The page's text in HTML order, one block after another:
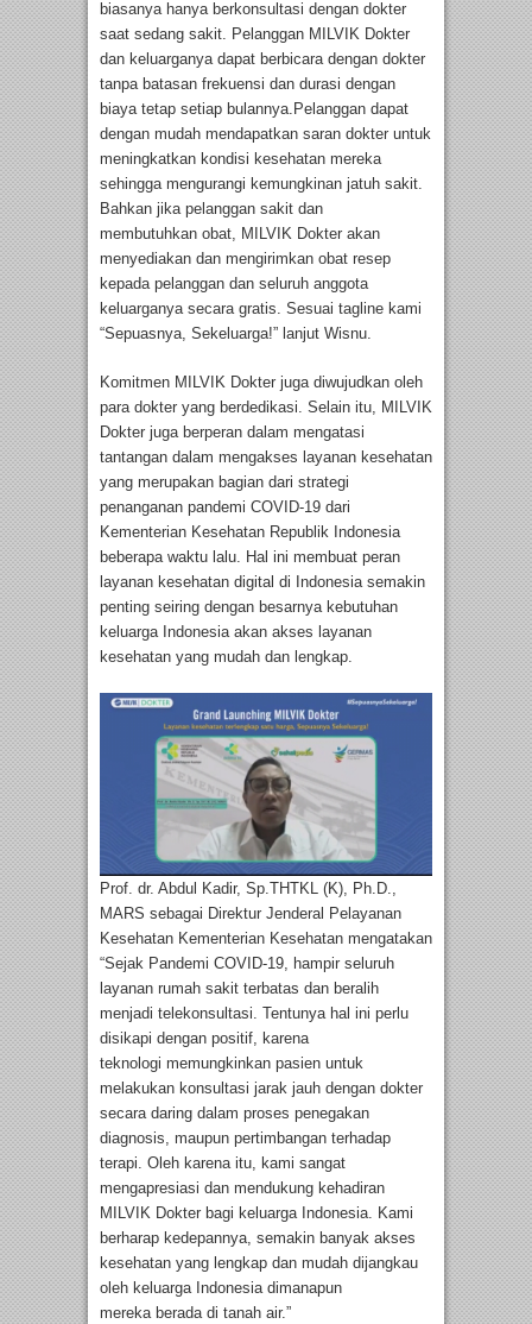
biasanya hanya berkonsultasi dengan dokter
saat sedang sakit. Pelanggan MILVIK Dokter
dan keluarganya dapat berbicara dengan dokter
tanpa batasan frekuensi dan durasi dengan
biaya tetap setiap bulannya.Pelanggan dapat
dengan mudah mendapatkan saran dokter untuk
meningkatkan kondisi kesehatan mereka
sehingga mengurangi kemungkinan jatuh sakit.
Bahkan jika pelanggan sakit dan
membutuhkan obat, MILVIK Dokter akan
menyediakan dan mengirimkan obat resep
kepada pelanggan dan seluruh anggota
keluarganya secara gratis. Sesuai tagline kami
“Sepuasnya, Sekeluarga!” lanjut Wisnu.
Komitmen MILVIK Dokter juga diwujudkan oleh
para dokter yang berdedikasi. Selain itu, MILVIK
Dokter juga berperan dalam mengatasi
tantangan dalam mengakses layanan kesehatan
yang merupakan bagian dari strategi
penanganan pandemi COVID-19 dari
Kementerian Kesehatan Republik Indonesia
beberapa waktu lalu. Hal ini membuat peran
layanan kesehatan digital di Indonesia semakin
penting seiring dengan besarnya kebutuhan
keluarga Indonesia akan akses layanan
kesehatan yang mudah dan lengkap.
Prof. dr. Abdul Kadir, Sp.THTKL (K), Ph.D.,
MARS sebagai Direktur Jenderal Pelayanan
Kesehatan Kementerian Kesehatan mengatakan
“Sejak Pandemi COVID-19, hampir seluruh
layanan rumah sakit terbatas dan beralih
menjadi telekonsultasi. Tentunya hal ini perlu
disikapi dengan positif, karena
teknologi memungkinkan pasien untuk
melakukan konsultasi jarak jauh dengan dokter
secara daring dalam proses penegakan
diagnosis, maupun pertimbangan terhadap
terapi. Oleh karena itu, kami sangat
mengapresiasi dan mendukung kehadiran
MILVIK Dokter bagi keluarga Indonesia. Kami
berharap kedepannya, semakin banyak akses
kesehatan yang lengkap dan mudah dijangkau
oleh keluarga Indonesia dimanapun
mereka berada di tanah air.”